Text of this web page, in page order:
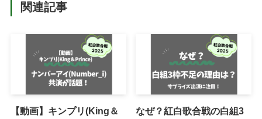
関連記事
【動画】キンプリ(King＆
なぜ？紅白歌合戦の白組3